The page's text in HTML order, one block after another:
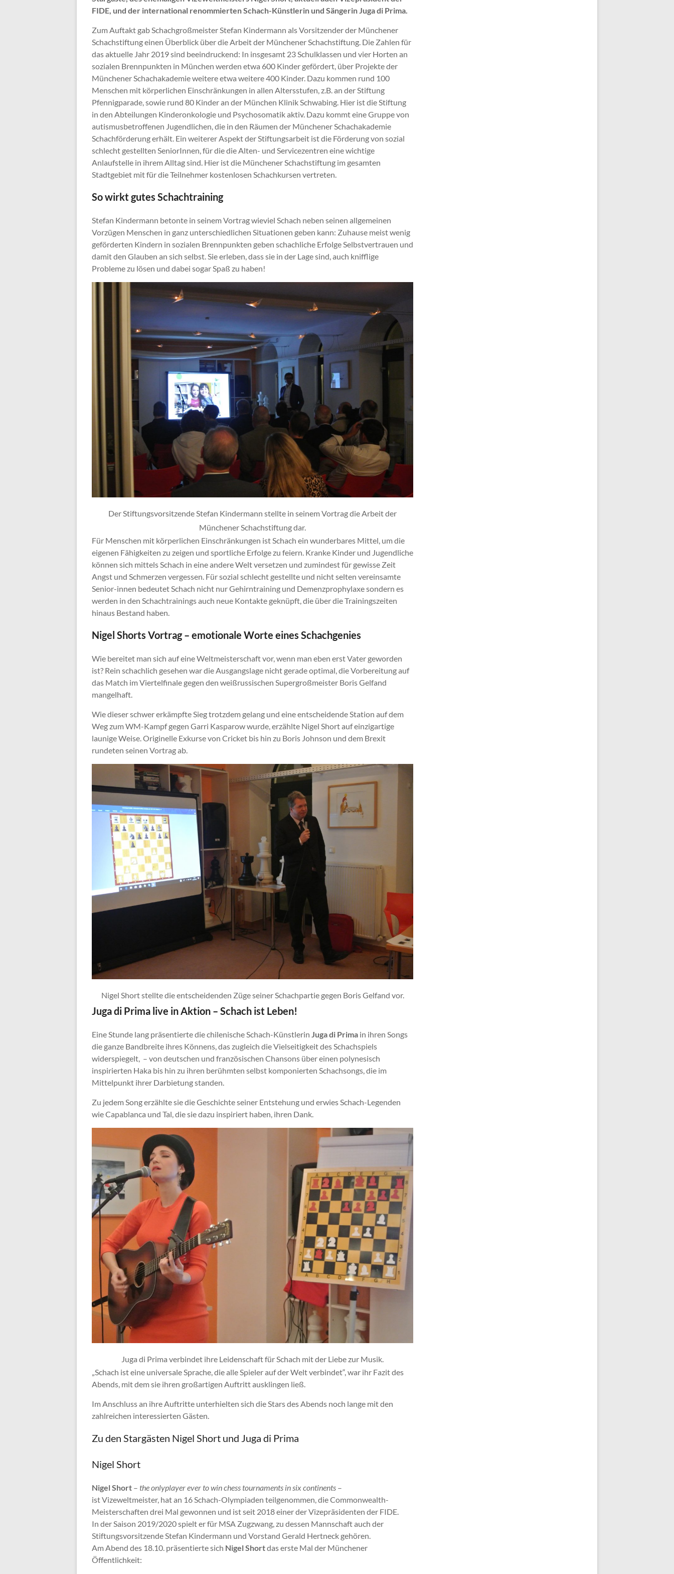
FIDE, und der international renommierten Schach-Künstlerin und Sängerin Juga di Prima.
Zum Auftakt gab Schachgroßmeister Stefan Kindermann als Vorsitzender der Münchener
Schachstiftung einen Überblick über die Arbeit der Münchener Schachstiftung. Die Zahlen für
das aktuelle Jahr 2019 sind beeindruckend: In insgesamt 23 Schulklassen und vier Horten an
sozialen Brennpunkten in München werden etwa 600 Kinder gefördert, über Projekte der
Münchener Schachakademie weitere etwa weitere 400 Kinder. Dazu kommen rund 100
Menschen mit körperlichen Einschränkungen in allen Altersstufen, z.B. an der Stiftung
Pfennigparade, sowie rund 80 Kinder an der München Klinik Schwabing. Hier ist die Stiftung
in den Abteilungen Kinderonkologie und Psychosomatikaktiv. Dazu kommt eine Gruppe von
autismusbetroffenen Jugendlichen, die in den Räumen der Münchener Schachakademie
Schachförderung erhält. Ein weiterer Aspekt der Stiftungsarbeit ist die Förderung von sozial
schlecht gestellten SeniorInnen, für die die Alten- und Servicezentren eine wichtige
Anlaufstelle in ihrem Alltag sind. Hier ist die Münchener Schachstiftung im gesamten
Stadtgebiet mit für die Teilnehmer kostenlosen Schachkursen vertreten.
So wirkt gutes Schachtraining
Stefan Kindermann betonte in seinem Vortrag wieviel Schach neben seinen allgemeinen
Vorzügen Menschen in ganz unterschiedlichen Situationen geben kann: Zuhause meist wenig
geförderten Kindern in sozialen Brennpunkten geben schachliche Erfolge Selbstvertrauen und
damit den Glauben an sich selbst. Sie erleben, dass sie in der Lage sind, auch knifflige
Probleme zu lösen und dabei sogar Spaß zu haben!
Der Stiftungsvorsitzende Stefan Kindermann stellte in seinem Vortrag die Arbeit der
Münchener Schachstiftung dar.
Für Menschen mit körperlichen Einschränkungen ist Schach ein wunderbares Mittel, um die
eigenen Fähigkeiten zu zeigen und sportliche Erfolge zu feiern. Kranke Kinder und Jugendliche
können sich mittels Schach in eine andere Welt versetzen und zumindest für gewisse Zeit
Angst und Schmerzen vergessen. Für sozial schlecht gestellte und nicht selten vereinsamte
Senior-innen bedeutet Schach nicht nur Gehirntraining und Demenzprophylaxe sondern es
werden in den Schachtrainings auch neue Kontakte geknüpft, die über die Trainingszeiten
hinaus Bestand haben.
Nigel Shorts Vortrag – emotionale Worte eines Schachgenies
Wie bereitet man sich auf eine Weltmeisterschaft vor, wenn man eben erst Vater geworden
ist? Rein schachlich gesehen war die Ausgangslage nicht gerade optimal, die Vorbereitung auf
das Match im Viertelfinale gegen den weißrussischen Supergroßmeister Boris Gelfand
mangelhaft.
Wie dieser schwer erkämpfte Sieg trotzdem gelang und eine entscheidende Station auf dem
Weg zum WM-Kampf gegen Garri Kasparow wurde, erzählte Nigel Short auf einzigartige
launige Weise. Originelle Exkurse von Cricket bis hin zu Boris Johnson und dem Brexit
rundeten seinen Vortrag ab.
Nigel Short stellte die entscheidenden Züge seiner Schachpartie gegen Boris Gelfand vor.
Juga di Prima live in Aktion – Schach ist Leben!
Eine Stunde lang präsentierte die chilenische Schach-Künstlerin Juga di Prima in ihren Songs
die ganze Bandbreite ihres Könnens, das zugleich die Vielseitigkeit des Schachspiels
widerspiegelt, – von deutschen und französischen Chansons über einen polynesisch
inspirierten Haka bis hin zu ihren berühmten selbst komponierten Schachsongs, die im
Mittelpunkt ihrer Darbietung standen.
Zu jedem Song erzählte sie die Geschichte seiner Entstehung und erwies Schach-Legenden
wie Capablanca und Tal, die sie dazu inspiriert haben, ihren Dank.
Juga di Prima verbindet ihre Leidenschaft für Schach mit der Liebe zur Musik.
„Schach ist eine universale Sprache, die alle Spieler auf der Welt verbindet“, war ihr Fazit des
Abends, mit dem sie ihren großartigen Auftritt ausklingen ließ.
Im Anschluss an ihre Auftritte unterhielten sich die Stars des Abends noch lange mit den
zahlreichen interessierten Gästen.
Zu den Stargästen Nigel Short und Juga di Prima
Nigel Short
Nigel Short – the onlyplayer ever to win chess tournaments in six continents –
ist Vizeweltmeister, hat an 16 Schach-Olympiaden teilgenommen, die Commonwealth-
Meisterschaften drei Mal gewonnen und ist seit 2018 einer der Vizepräsidenten der FIDE.
In der Saison 2019/2020 spielt er für MSA Zugzwang, zu dessen Mannschaft auch der
Stiftungsvorsitzende Stefan Kindermann und Vorstand Gerald Hertneck gehören.
Am Abend des 18.10. präsentierte sich Nigel Shortdas erste Mal der Münchener
Öffentlichkeit: